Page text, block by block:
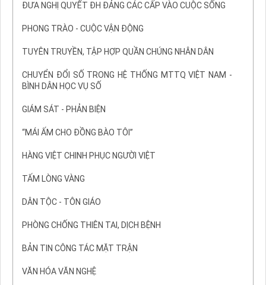
ĐƯA NGHỊ QUYẾT ĐH ĐẢNG CÁC CẤP VÀO CUỘC SỐNG
PHONG TRÀO - CUỘC VẬN ĐỘNG
TUYÊN TRUYỀN, TẬP HỢP QUẦN CHÚNG NHÂN DÂN
CHUYỂN ĐỔI SỐ TRONG HỆ THỐNG MTTQ VIỆT NAM -
BÌNH DÂN HỌC VỤ SỐ
GIÁM SÁT - PHẢN BIỆN
“MÁI ẤM CHO ĐỒNG BÀO TÔI”
HÀNG VIỆT CHINH PHỤC NGƯỜI VIỆT
TẤM LÒNG VÀNG
DÂN TỘC - TÔN GIÁO
PHÒNG CHỐNG THIÊN TAI, DỊCH BỆNH
BẢN TIN CÔNG TÁC MẶT TRẬN
VĂN HÓA VĂN NGHỆ